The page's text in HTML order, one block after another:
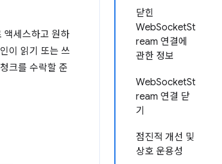
닫힌
WebSocketSt
ream 연결에
관한 정보
WebSocketSt
ream 연결 닫
기
점진적 개선 및
상호 운용성
액세스하고 원하
이 읽기 또는 쓰
크를 수락할 준